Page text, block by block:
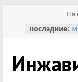
содержимому
Последние: